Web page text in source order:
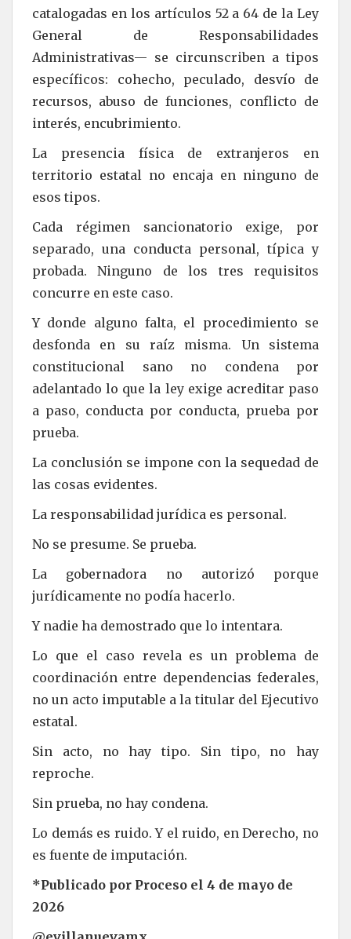
catalogadas en los artículos 52 a 64 de la Ley
General de Responsabilidades
Administrativas— se circunscriben a tipos
específicos: cohecho, peculado, desvío de
recursos, abuso de funciones, conflicto de
interés, encubrimiento.
La presencia física de extranjeros en
territorio estatal no encaja en ninguno de
esos tipos.
Cada régimen sancionatorio exige, por
separado, una conducta personal, típica y
probada. Ninguno de los tres requisitos
concurre en este caso.
Y donde alguno falta, el procedimiento se
desfonda en su raíz misma. Un sistema
constitucional sano no condena por
adelantado lo que la ley exige acreditar paso
a paso, conducta por conducta, prueba por
prueba.
La conclusión se impone con la sequedad de
las cosas evidentes.
La responsabilidad jurídica es personal.
No se presume. Se prueba.
La gobernadora no autorizó porque
jurídicamente no podía hacerlo.
Y nadie ha demostrado que lo intentara.
Lo que el caso revela es un problema de
coordinación entre dependencias federales,
no un acto imputable a la titular del Ejecutivo
estatal.
Sin acto, no hay tipo. Sin tipo, no hay
reproche.
Sin prueba, no hay condena.
Lo demás es ruido. Y el ruido, en Derecho, no
es fuente de imputación.
*Publicado por Proceso el 4 de mayo de
2026